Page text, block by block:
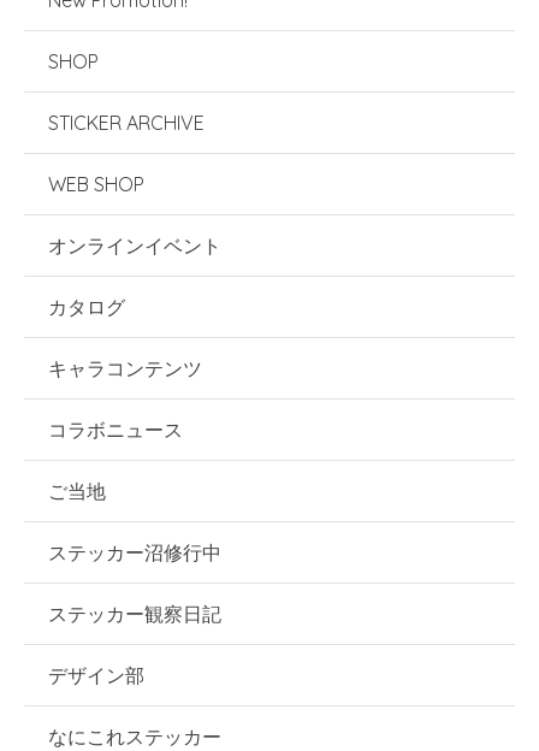
SHOP
STICKER ARCHIVE
WEB SHOP
オンラインイベント
カタログ
キャラコンテンツ
コラボニュース
ご当地
ステッカー沼修行中
ステッカー観察日記
デザイン部
なにこれステッカー